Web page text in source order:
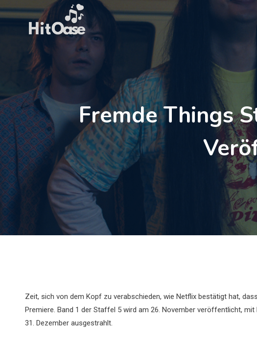
Zum
Inhalt
Fremde Things
Zeit, sich von dem Kopf zu verabschieden, wie Netflix bestätigt hat,
Premiere. Band 1 der Staffel 5 wird am 26. November veröffentlicht,
31. Dezember ausgestrahlt.